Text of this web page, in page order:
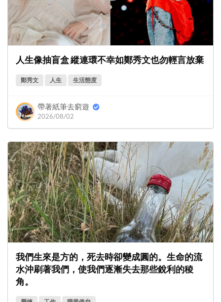
人生像抽盲盒 縱連環不幸如鄭秀文也勿輕言放棄
鄭秀文 人生 生活態度
帶著紙筆去窮遊
2026/08/02
我們生來是方的，死去時卻變成圓的。生命的流
水沖刷著我們，使我們逐漸失去那些銳利的稜
角。